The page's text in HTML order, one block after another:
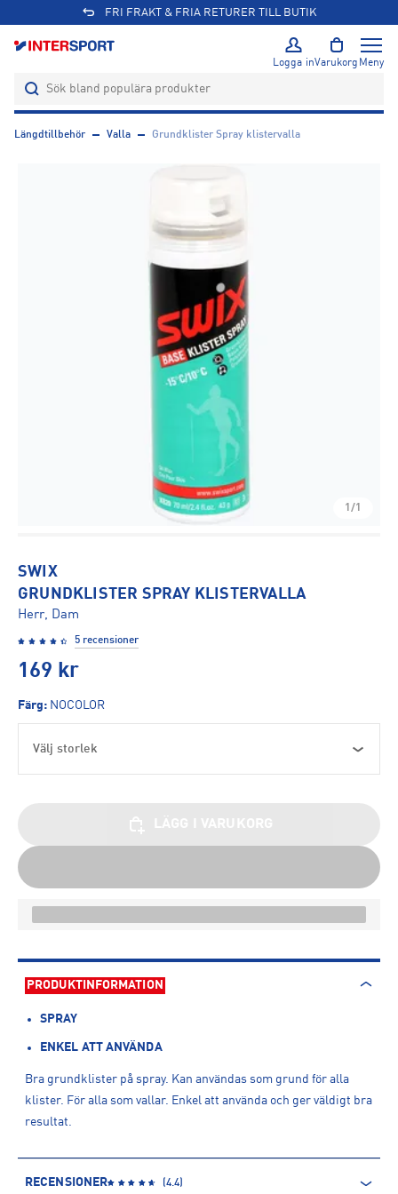
FRI FRAKT & FRIA RETURER TILL BUTIK
Logga inVarukorg Meny
Längdtillbehör Valla Grundklister Spray klistervalla
1/1
SWIX
GRUNDKLISTER SPRAY KLISTERVALLA
Herr, Dam
5 recensioner
169 kr
Färg: NOCOLOR
Välj storlek
PRODUKTINFORMATION
SPRAY
ENKEL ATT ANVÄNDA
Bra grundklister på spray. Kan användas som grund för alla
klister. För alla som vallar. Enkel att använda och ger väldigt bra
resultat.
RECENSIONER (4.4)